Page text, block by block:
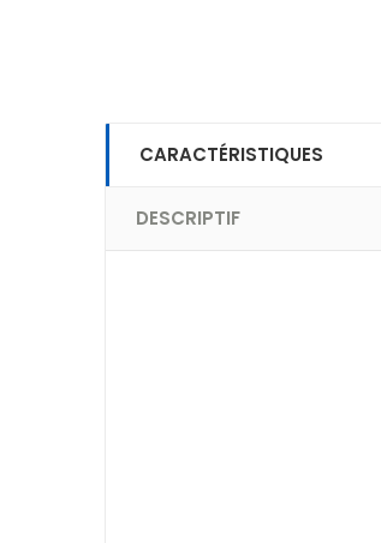
CARACTÉRISTIQUES
DESCRIPTIF